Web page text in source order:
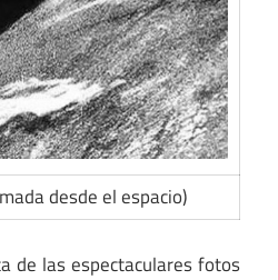
desde el espacio)
de las espectaculares fotos